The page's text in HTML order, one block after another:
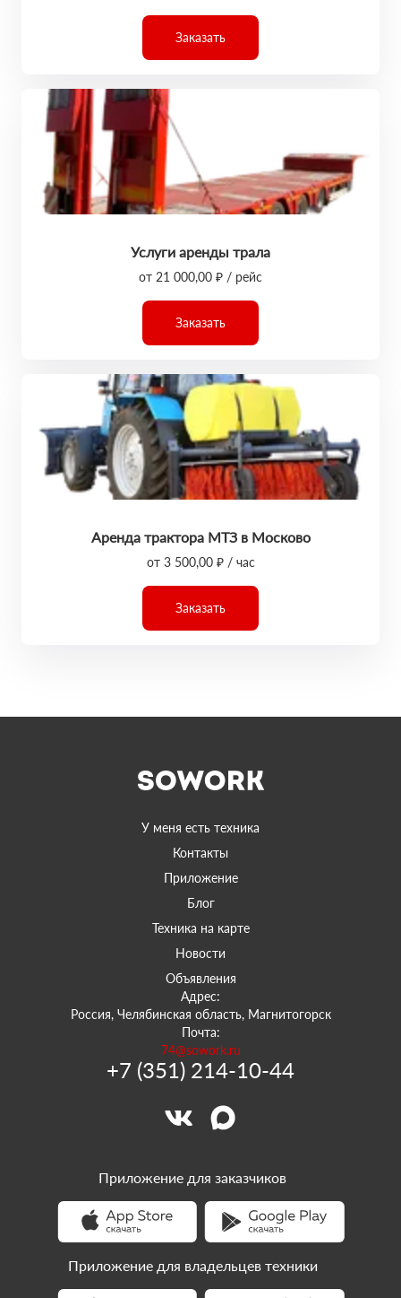
Заказать
Услуги аренды трала
от 21 000,00 ₽ / рейс
Заказать
Аренда трактора МТЗ в Москово
от 3 500,00 ₽ / час
Заказать
У меня есть техника
Контакты
Приложение
Блог
Техника на карте
Новости
Объявления
Адрес:
Россия, Челябинская область, Магнитогорск
Почта:
74@sowork.ru
+7 (351) 214-10-44
Приложение для заказчиков
Приложение для владельцев техники